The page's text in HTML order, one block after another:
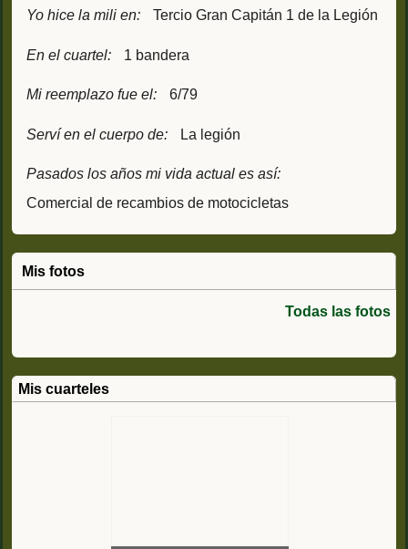
Yo hice la mili en: Tercio Gran Capitán 1 de la Legión
En el cuartel: 1 bandera
Mi reemplazo fue el: 6/79
Serví en el cuerpo de: La legión
Pasados los años mi vida actual es así:
Comercial de recambios de motocicletas
Mis fotos
Todas las fotos
Mis cuarteles